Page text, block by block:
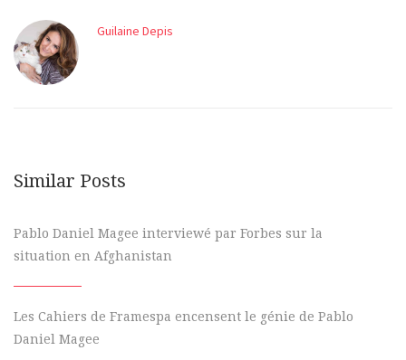
Guilaine Depis
Similar Posts
Pablo Daniel Magee interviewé par Forbes sur la
situation en Afghanistan
Les Cahiers de Framespa encensent le génie de Pablo
Daniel Magee